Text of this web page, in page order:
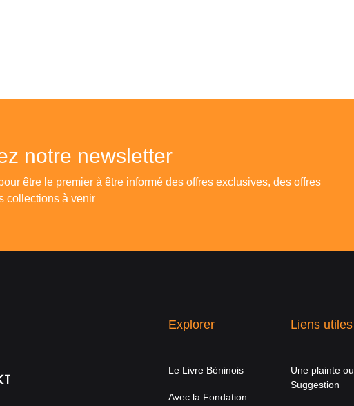
notre newsletter
être le premier à être informé des offres exclusives, des offres
collections à venir
Explorer
Le Livre Béninois
Avec la Fondation
Liens utiles
Une plainte ou
Suggestion